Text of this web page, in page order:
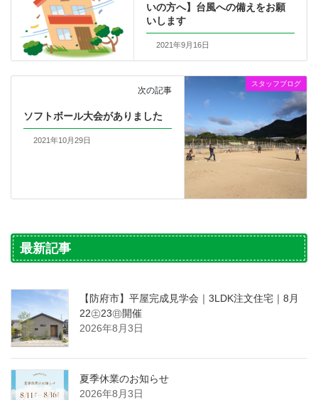
いの方へ】台風への備えをお願
いします
2021年9月16日
スタッフブログ
次の記事
ソフトボール大会がありました
2021年10月29日
最新記事
【防府市】平屋完成見学会｜3LDK注文住宅｜8月
22㊏23㊐開催
2026年8月3日
夏季休業のお知らせ
2026年8月3日